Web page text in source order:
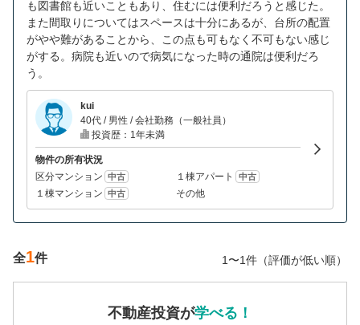
も図書館も近いこともあり、住むには便利だろうと感じた。
また間取りについてはスペースは十分にあるが、台所の配置
がやや難があることから、この点も可もなく不可もない感じ
がする。病院も近いので病気になった時の通院は便利だろ
う。
kui
40代 / 男性 / 会社勤務（一般社員）
投資歴：1年未満
物件の所有状況
区分マンション 中古 １棟アパート 中古
１棟マンション 中古 その他
全1件 1〜1件（評価が低い順）
不動産投資が学べる！